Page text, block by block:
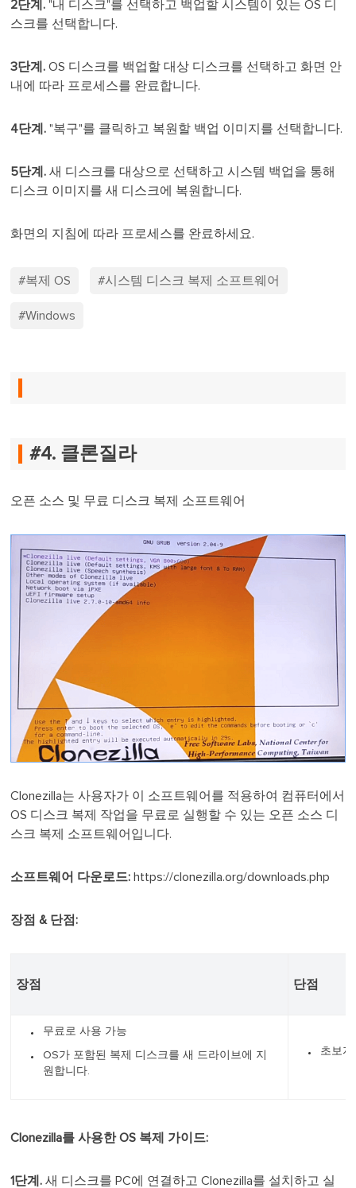
2단계. "내 디스크"를 선택하고 백업할 시스템이 있는 OS 디
스크를 선택합니다.
3단계. OS 디스크를 백업할 대상 디스크를 선택하고 화면 안
내에 따라 프로세스를 완료합니다.
4단계. "복구"를 클릭하고 복원할 백업 이미지를 선택합니다.
5단계. 새 디스크를 대상으로 선택하고 시스템 백업을 통해
디스크 이미지를 새 디스크에 복원합니다.
화면의 지침에 따라 프로세스를 완료하세요.
#복제 OS #시스템 디스크 복제 소프트웨어
#Windows
#4. 클론질라
오픈 소스 및 무료 디스크 복제 소프트웨어
Clonezilla는 사용자가 이 소프트웨어를 적용하여 컴퓨터에서
OS 디스크 복제 작업을 무료로 실행할 수 있는 오픈 소스 디
스크 복제 소프트웨어입니다.
소프트웨어 다운로드: https://clonezilla.org/downloads.php
장점 & 단점:
장점 단점
무료로 사용 가능
OS가 포함된 복제 디스크를 새 드라이브에 지
원합니다.
초보
Clonezilla를 사용한 OS 복제 가이드:
1단계. 새 디스크를 PC에 연결하고 Clonezilla를 설치하고 실